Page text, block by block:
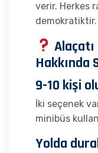
verir. Herkes
demokratiktir.
Hakkında
9-10 kişi
İki seçenek
minibüs
Yolda